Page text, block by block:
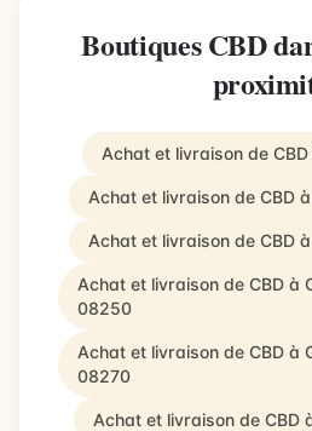
Boutiques CBD
Achat et livraison de
Achat et livraison de CBD
Achat et livraison de CBD
Achat et livraison de CBD à
08250
Achat et livraison de CBD à
08270
Achat et livraison de CBD